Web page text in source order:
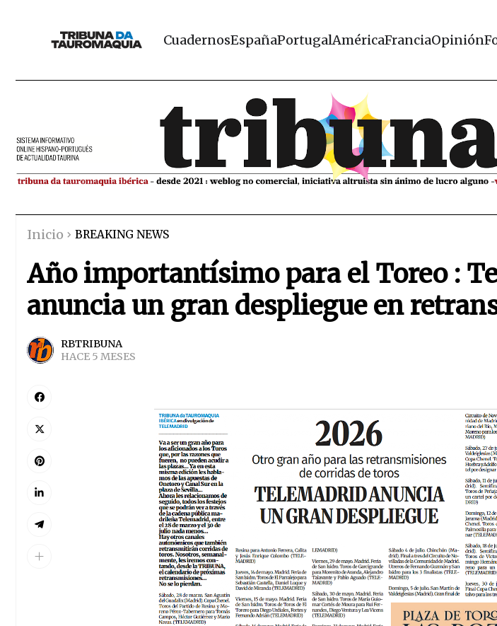
CuadernosEspañaPortugalAméricaFranciaOpinión
Inicio BREAKING NEWS
Año importantísimo para el Toreo :
anuncia un gran despliegue en
RBTRIBUNA
HACE 5 MESES